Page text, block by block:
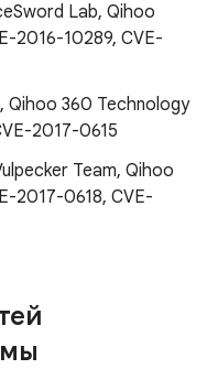
Lab, Qihoo
2016-10289, CVE-
Qihoo 360 Technology
2017-0615
Team, Qihoo
2017-0618, CVE-